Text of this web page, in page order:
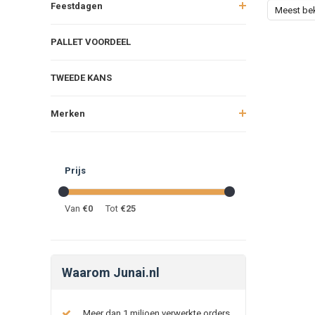
Feestdagen
PALLET VOORDEEL
TWEEDE KANS
Merken
Prijs
Van €0 Tot €25
Waarom Junai.nl
Meest